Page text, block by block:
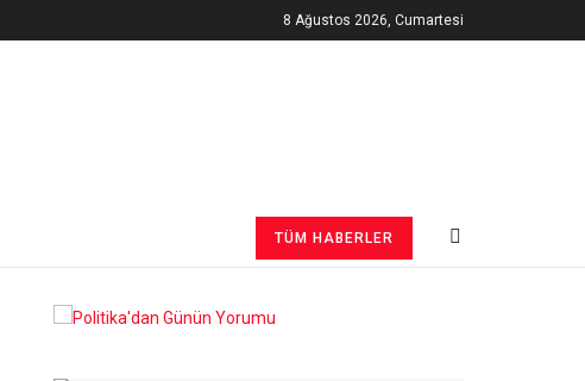
8 Ağustos 2026, Cumartesi
TÜM HABERLER